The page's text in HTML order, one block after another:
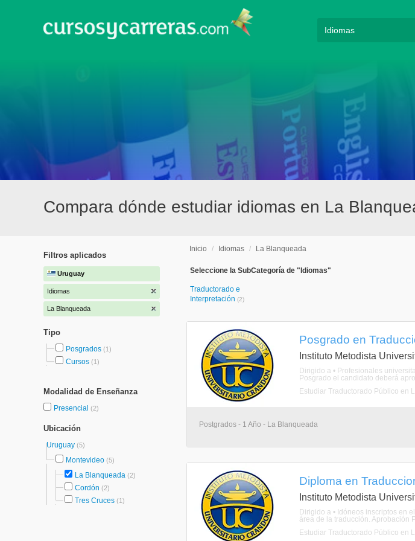
Compara dónde estudiar idiomas en La
Filtros aplicados
Uruguay
Idiomas
La Blanqueada
Tipo
Posgrados (1)
Cursos (1)
Modalidad de Enseñanza
Presencial (2)
Ubicación
Uruguay (5)
Montevideo (5)
La Blanqueada (2)
Cordón (2)
Tres Cruces (1)
Inicio / Idiomas / La Blanqueada
Seleccione la SubCategoría de "Idiomas"
Traductorado e
Interpretación (2)
Posgrado en
Instituto Metodista
Dirigido a • Profesionales
Posgrado el candidato deberá
Estudiar Traductorado Público en
Postgrados - 1 Año - La Blanqueada
Diploma en
Instituto Metodista
Dirigido a • Idóneos inscriptos en
área de la traducción. Aprobación
Estudiar Traductorado Público en